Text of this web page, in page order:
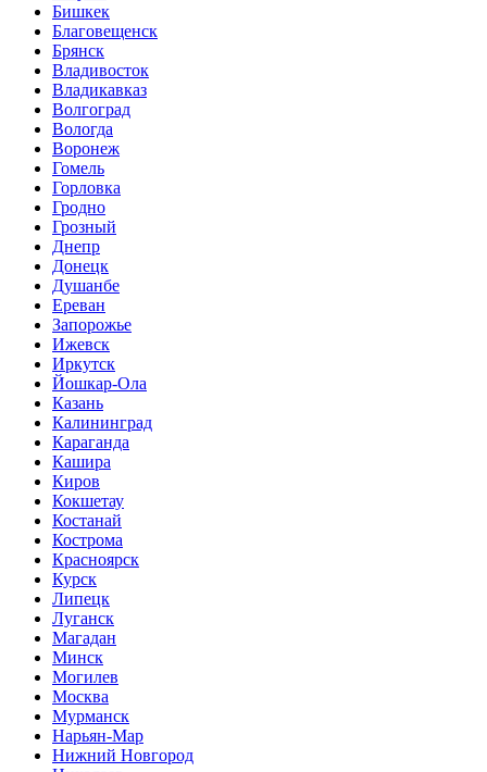
Бишкек
Благовещенск
Брянск
Владивосток
Владикавказ
Волгоград
Вологда
Воронеж
Гомель
Горловка
Гродно
Грозный
Днепр
Донецк
Душанбе
Ереван
Запорожье
Ижевск
Иркутск
Йошкар-Ола
Казань
Калининград
Караганда
Кашира
Киров
Кокшетау
Костанай
Кострома
Красноярск
Курск
Липецк
Луганск
Магадан
Минск
Могилев
Москва
Мурманск
Нарьян-Мар
Нижний Новгород